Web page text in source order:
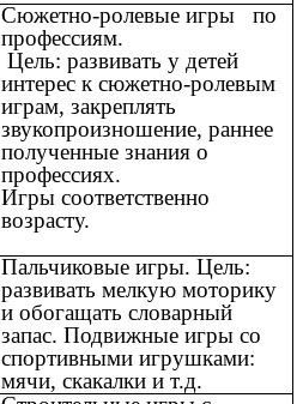
Сюжетно-ролевые игры по
профессиям.
Цель: развивать у детей
интерес к сюжетно-ролевым
играм, закреплять
звукопроизношение, раннее
полученные знания о
профессиях.
Игры соответственно
возрасту.
Пальчиковые игры. Цель:
развивать мелкую моторику
и обогащать словарный
запас. Подвижные игры со
спортивными игрушками:
мячи, скакалки и т.д.